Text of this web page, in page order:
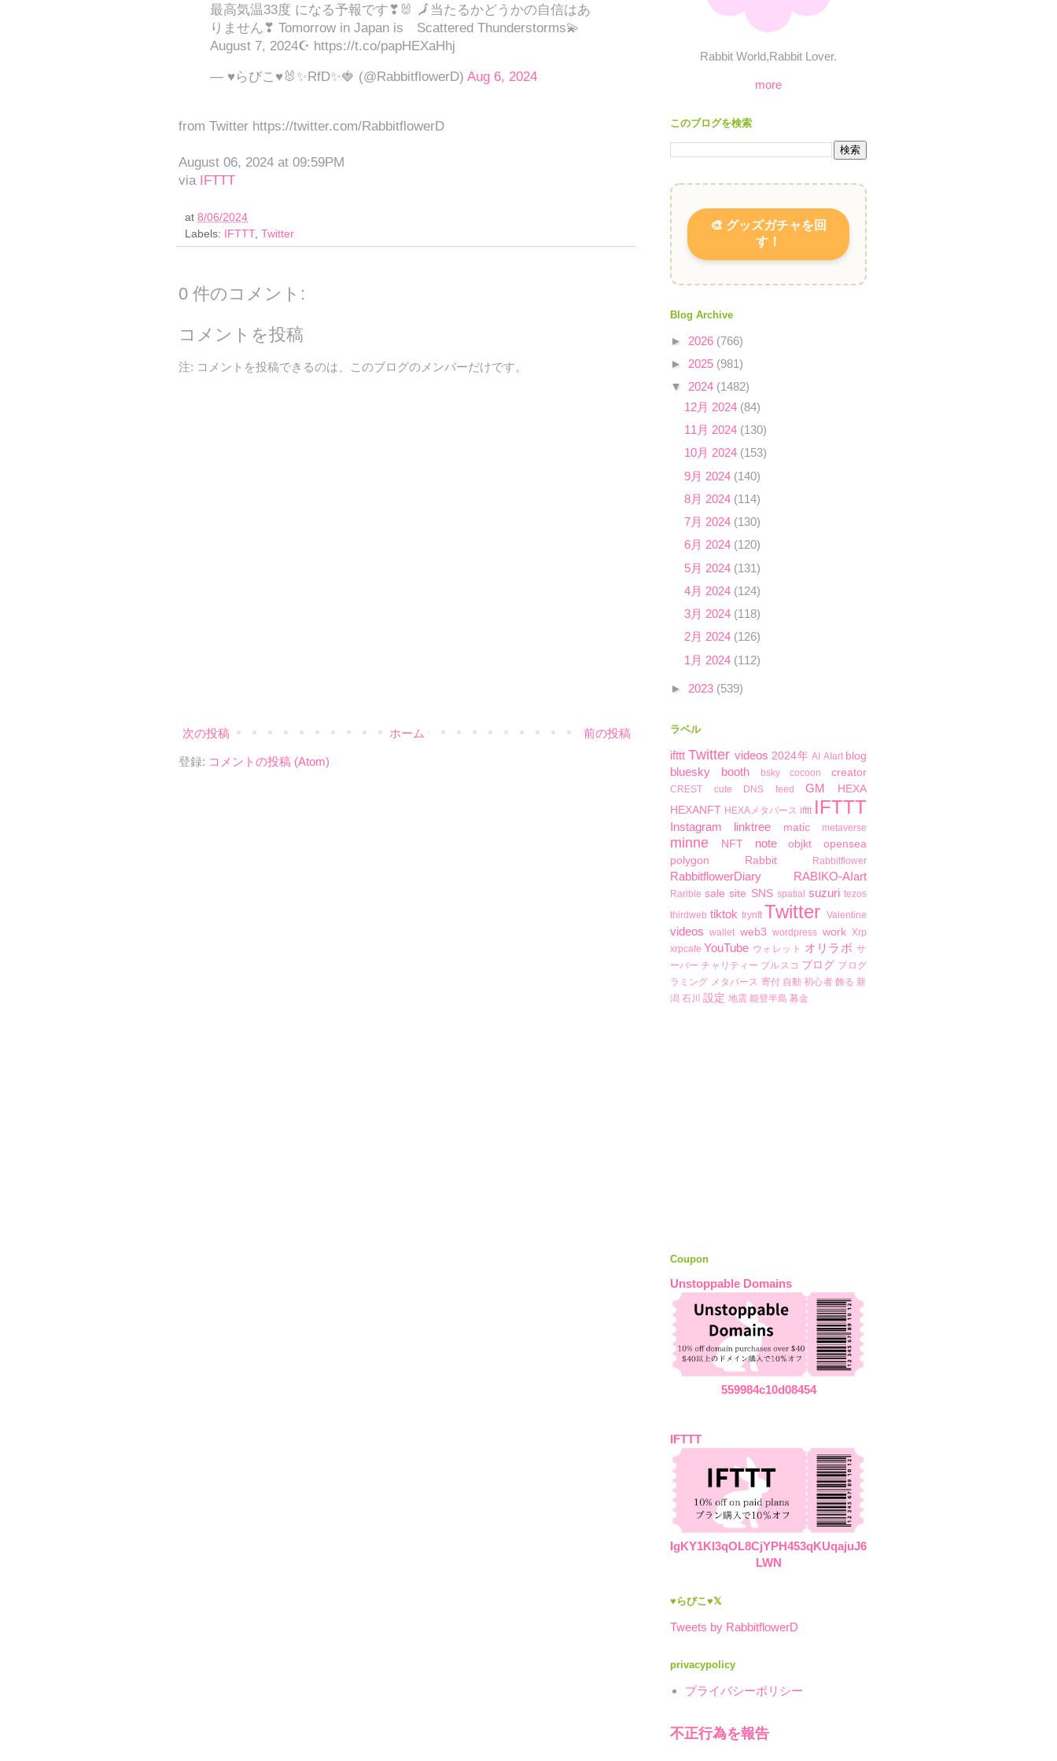
最高気温33度 になる予報です❣🐰 🗾当たるかどうかの自信はあ
りません❣ Tomorrow in Japan is Scattered Thunderstorms💫
August 7, 2024☪ https://t.co/papHEXaHhj
— ♥らびこ♥🐰✨RfD✨🍓 (@RabbitflowerD) Aug 6, 2024
from Twitter https://twitter.com/RabbitflowerD
August 06, 2024 at 09:59PM
via IFTTT
at 8/06/2024
Labels:
IFTTT, Twitter
0 件のコメント:
コメントを投稿
注: コメントを投稿できるのは、このブログのメンバーだけです。
次の投稿 前の投稿
ホーム
登録: コメントの投稿 (Atom)
Rabbit World,Rabbit Lover.
more
このブログを検索
🎨 グッズガチャを回
す！
Blog Archive
► 2026 (766)
► 2025 (981)
▼ 2024 (1482)
12月 2024 (84)
11月 2024 (130)
10月 2024 (153)
9月 2024 (140)
8月 2024 (114)
7月 2024 (130)
6月 2024 (120)
5月 2024 (131)
4月 2024 (124)
3月 2024 (118)
2月 2024 (126)
1月 2024 (112)
► 2023 (539)
ラベル
ifttt Twitter videos 2024年 AI AIart blog
bluesky booth bsky cocoon creator
CREST cute DNS feed GM
HEXA
HEXANFT HEXAメタバース ifttt IFTTT
Instagram linktree matic metaverse
minne NFT note objkt
opensea
polygon
Rabbit Rabbitflower
RabbitflowerDiary RABIKO-AIart
Rarible sale site SNS spatial suzuri tezos
thirdweb tiktok trynft Twitter Valentine
videos wallet web3 wordpress work Xrp
xrpcafe YouTube ウォレット オリラボ サ
ーバー チャリティー ブルスコ ブログ プログ
ラミング メタバース 寄付 自動 初心者 飾る 新
潟 石川 設定 地震 能登半島 募金
Coupon
Unstoppable Domains
559984c10d08454
IFTTT
IgKY1KI3qOL8CjYPH453qKUqajuJ6
LWN
♥らびこ♥𝕏
Tweets by RabbitflowerD
privacypolicy
プライバシーポリシー
不正行為を報告